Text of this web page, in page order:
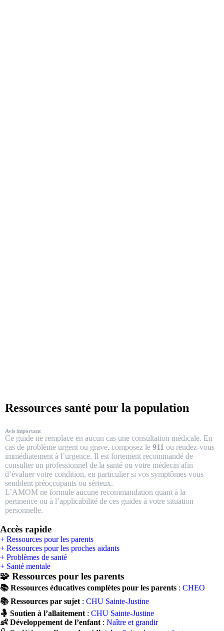
Ressources santé pour la population
Avis important
Ce guide ne remplace en aucun cas une consultation médicale. En
cas de problème urgent ou grave, composez le 911 ou rendez-vous
immédiatement à l’urgence. Il est fortement recommandé de
consulter un professionnel de la santé ou votre médecin afin
d’évaluer votre condition, en particulier si vos symptômes vous
semblent préoccupants ou sérieux.
L’AMOM ne formule aucune recommandation quant à la
pertinence ou à l’applicabilité de ces guides à votre situation
personnelle.
Accès rapide
+ Ressources pour les parents
+ Ressources pour les proches aidants
+ Problèmes de santé
+ Santé mentale
🧩 Ressources pour les parents
📚 Ressources éducatives complètes pour les parents : CHEO
📚 Ressources par sujet : CHU Sainte-Justine
🤱 Soutien à l’allaitement : CHU Sainte-Justine
👶 Développement de l’enfant : Naître et grandir